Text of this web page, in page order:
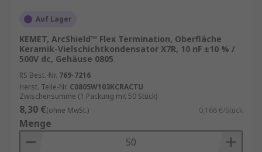
Auf Lager
KEMET, ArcShield™ Flex Termination, Oberfläche
Keramik-Vielschichtkondensator X7R, 10 nF ±10 % /
500V dc, Gehäuse 0805
RS Best.-Nr. 769-7216
Herst. Teile-Nr. C0805W103KCRACTU
Zwischensumme (1 Packung mit 50 Stück)
8,30 €(ohne MwSt.) 0,166 €/Stück
Menge